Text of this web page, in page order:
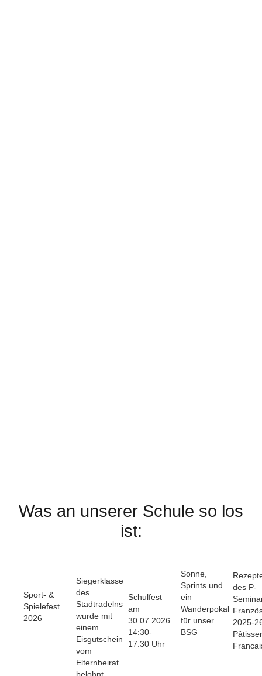
Was an unserer Schule so los
ist:
Sport- &
Spielefest
2026
Siegerklasse
des
Stadtradelns
wurde mit
einem
Eisgutschein
vom
Elternbeirat
Schulfest
am
30.07.2026
14:30-
17:30 Uhr
Sonne,
Sprints und
ein
Wanderpokal
für unser
BSG
des P-
2025-